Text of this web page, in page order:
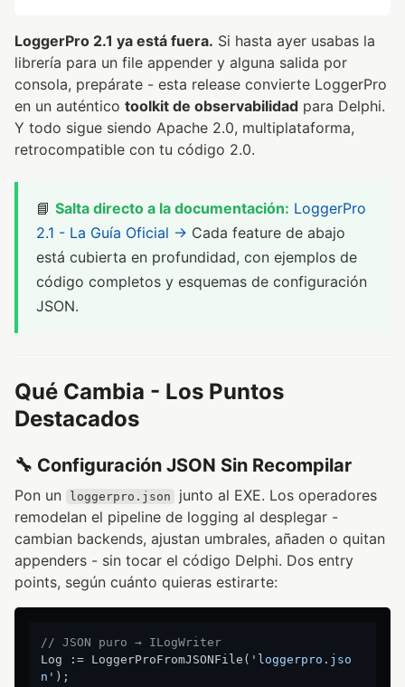
LoggerPro 2.1 ya está fuera. Si hasta ayer usabas la
librería para un file appender y alguna salida por
consola, prepárate - esta release convierte LoggerPro
en un auténtico toolkit de observabilidad para Delphi.
Y todo sigue siendo Apache 2.0, multiplataforma,
retrocompatible con tu código 2.0.
📘 Salta directo a la documentación: LoggerPro
2.1 - La Guía Oficial → Cada feature de abajo
está cubierta en profundidad, con ejemplos de
código completos y esquemas de configuración
JSON.
Qué Cambia - Los Puntos
Destacados
🔧 Configuración JSON Sin Recompilar
Pon un loggerpro.json
junto al EXE. Los operadores
remodelan el pipeline de logging al desplegar -
cambian backends, ajustan umbrales, añaden o quitan
appenders - sin tocar el código Delphi. Dos entry
points, según cuánto quieras estirarte:
// JSON puro → ILogWriter
Log := LoggerProFromJSONFile( 'loggerpro.jso
n' );